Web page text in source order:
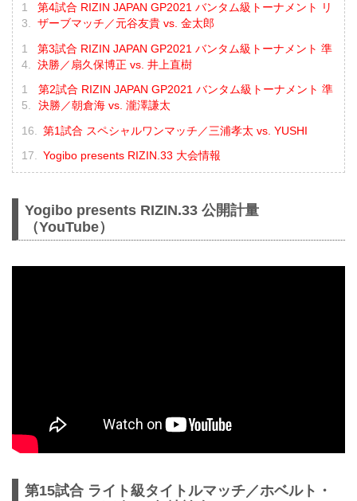
第4試合 RIZIN JAPAN GP2021 バンタム級トーナメント リ
ザーブマッチ／元谷友貴 vs. 金太郎
第3試合 RIZIN JAPAN GP2021 バンタム級トーナメント 準
決勝／扇久保博正 vs. 井上直樹
第2試合 RIZIN JAPAN GP2021 バンタム級トーナメント 準
決勝／朝倉海 vs. 瀧澤謙太
第1試合 スペシャルワンマッチ／三浦孝太 vs. YUSHI
Yogibo presents RIZIN.33 大会情報
Yogibo presents RIZIN.33 公開計量
（YouTube）
第15試合 ライト級タイトルマッチ／ホベルト・